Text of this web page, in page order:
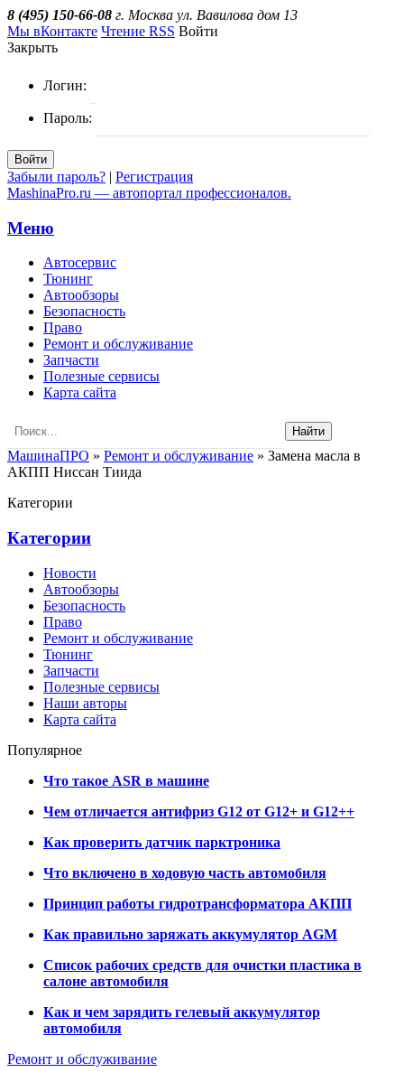
8 (495) 150-66-08 г. Москва ул. Вавилова дом 13
Мы вКонтакте Чтение RSS Войти
Закрыть
Логин:
Пароль:
Войти
Забыли пароль? | Регистрация
MashinaPro.ru — автопортал профессионалов.
Меню
Автосервис
Тюнинг
Автообзоры
Безопасность
Право
Ремонт и обслуживание
Запчасти
Полезные сервисы
Карта сайта
Найти
МашинаПРО » Ремонт и обслуживание » Замена масла в
АКПП Ниссан Тиида
Категории
Категории
Новости
Автообзоры
Безопасность
Право
Ремонт и обслуживание
Тюнинг
Запчасти
Полезные сервисы
Наши авторы
Карта сайта
Популярное
Что такое ASR в машине
Чем отличается антифриз G12 от G12+ и G12++
Как проверить датчик парктроника
Что включено в ходовую часть автомобиля
Принцип работы гидротрансформатора АКПП
Как правильно заряжать аккумулятор AGM
Список рабочих средств для очистки пластика в
салоне автомобиля
Как и чем зарядить гелевый аккумулятор
автомобиля
Ремонт и обслуживание